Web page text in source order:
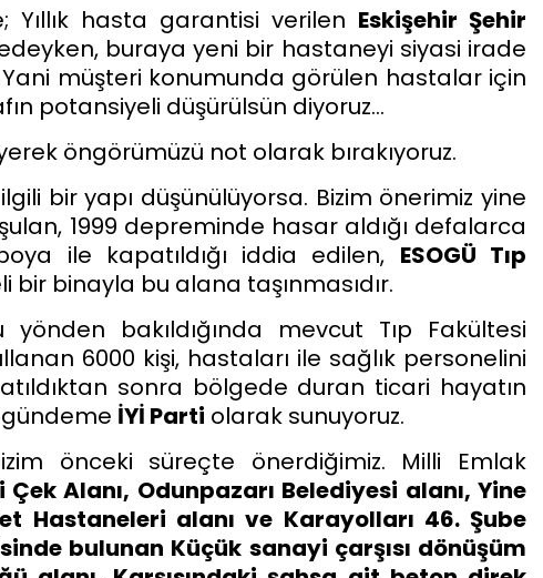
hasta garantisi verilen Eskişehir Şehir
buraya yeni bir hastaneyi siyasi irade
müşteri konumunda görülen hastalar için
potansiyeli düşürülsün diyoruz…
öngörümüzü not olarak bırakıyoruz.
bir yapı düşünülüyorsa. Bizim önerimiz yine
1999 depreminde hasar aldığı defalarca
ile kapatıldığı iddia edilen, ESOGÜ Tıp
bir binayla bu alana taşınmasıdır.
bakıldığında mevcut Tıp Fakültesi
6000 kişi, hastaları ile sağlık personelini
sonra bölgede duran ticari hayatın
İYİ Parti olarak sunuyoruz.
önceki süreçte önerdiğimiz. Milli Emlak
Alanı, Odunpazarı Belediyesi alanı, Yine
Hastaneleri alanı ve Karayolları 46. Şube
bulunan Küçük sanayi çarşısı dönüşüm